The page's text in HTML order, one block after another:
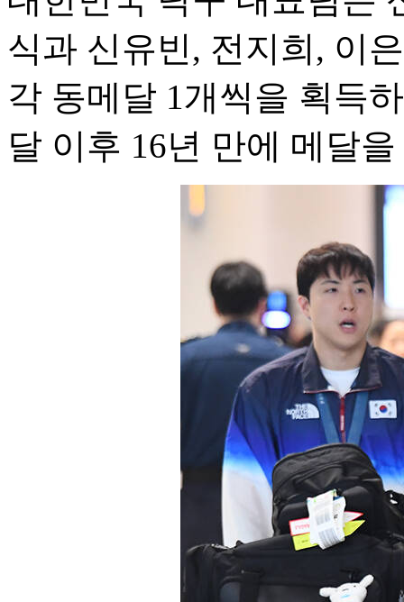
식과 신유빈, 전지희, 이
각 동메달 1개씩을 획득
달 이후 16년 만에 메달